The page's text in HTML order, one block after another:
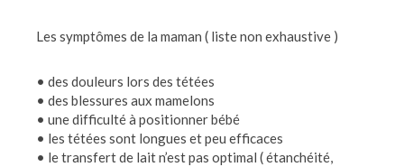
Les symptômes de la maman ( liste non exhaustive )
• des douleurs lors des tétées
• des blessures aux mamelons
• une difficulté à positionner bébé
• les tétées sont longues et peu efficaces
• le transfert de lait n’est pas optimal ( étanchéité,